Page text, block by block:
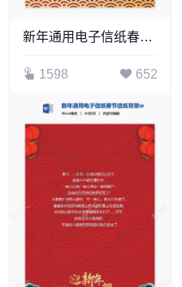
新年通用电子信纸春节信纸背景word模板(3)
1598 652